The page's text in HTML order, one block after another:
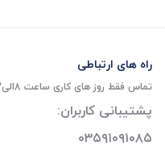
راه های ارتباطی
تماس فقط روز های کاری ساعت 8الی13
پشتیبانی کاربران:
۰۳۵۹۱۰۹۱۰۸۵